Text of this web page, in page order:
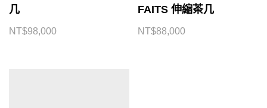
几
NT$98,000
FAITS 伸縮茶几
NT$88,000